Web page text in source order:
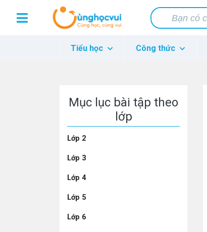
Tiểu học Công thức
Mục lục bài tập theo
lớp
Lớp 2
Lớp 3
Lớp 4
Lớp 5
Lớp 6